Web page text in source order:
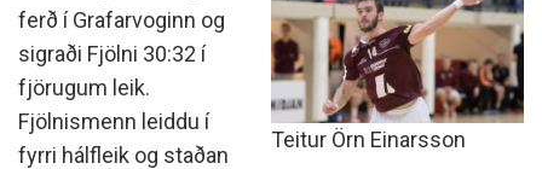
Teitur Örn Einarsson
ferð í Grafarvoginn og
sigraði Fjölni 30:32 í
fjörugum leik.
Fjölnismenn leiddu í
fyrri hálfleik og staðan